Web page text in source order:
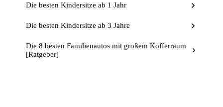
Die besten Kindersitze ab 1 Jahr
Die besten Kindersitze ab 3 Jahre
Die 8 besten Familienautos mit großem Kofferraum
[Ratgeber]